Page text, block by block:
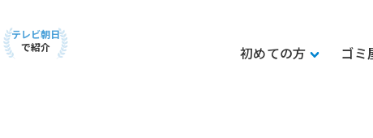
テレビ朝日
で紹介
初めての方 ゴミ